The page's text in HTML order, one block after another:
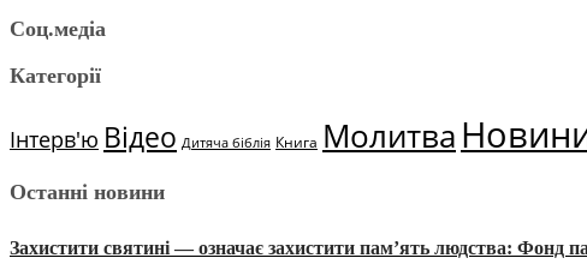
Соц.медіа
Категорії
Інтерв'ю Відео Дитяча біблія Книга Молитва
Останні новини
Захистити святині — означає захистити пам’ять людства: